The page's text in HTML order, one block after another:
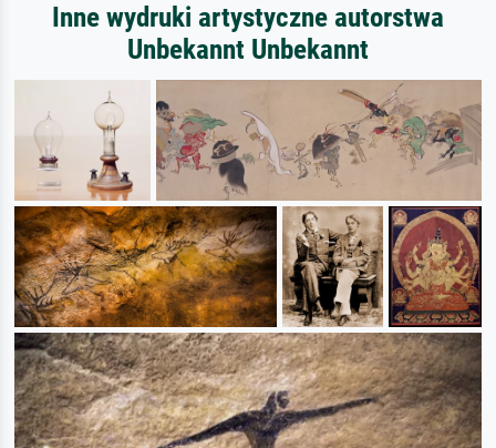
Inne wydruki artystyczne autorstwa
Unbekannt Unbekannt